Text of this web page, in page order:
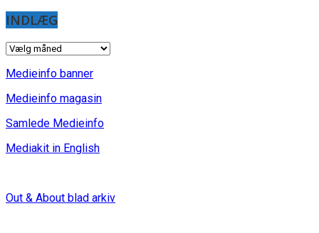
INDLÆG
INDLÆG
Medieinfo banner
Medieinfo magasin
Samlede Medieinfo
Mediakit in English
Out & About blad arkiv